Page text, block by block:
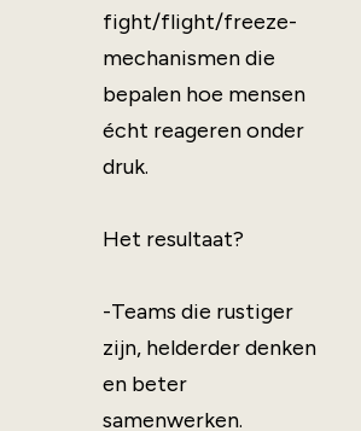
fight/flight/freeze-
mechanismen die
bepalen hoe mensen
écht reageren onder
druk.
Het resultaat?
-Teams die rustiger
zijn, helderder denken
en beter
samenwerken.